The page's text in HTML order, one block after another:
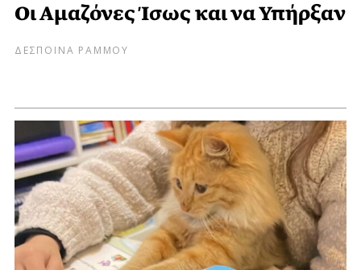
Οι Αμαζόνες Ίσως και να Υπήρξαν
ΔΕΣΠΟΙΝΑ ΡΑΜΜΟΥ